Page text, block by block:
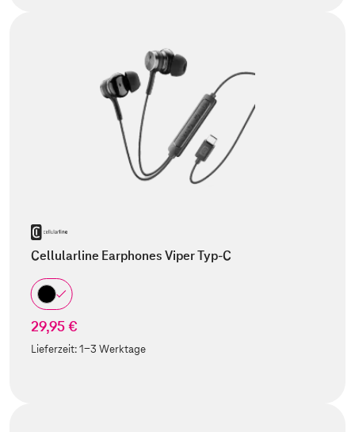
Cellularline Earphones Viper Typ-C
29,95 €
Lieferzeit:1-3 Werktage